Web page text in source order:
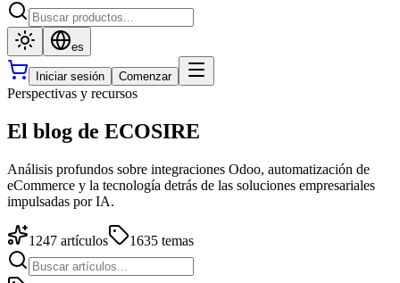
es
Iniciar sesión Comenzar
Perspectivas y recursos
El blog de ECOSIRE
Análisis profundos sobre integraciones Odoo, automatización de
eCommerce y la tecnología detrás de las soluciones empresariales
impulsadas por IA.
1247 artículos 1635 temas